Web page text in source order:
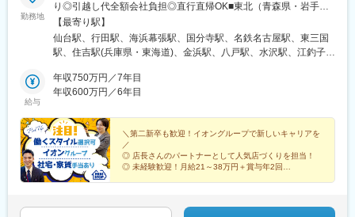
（3） 圧倒的な知名度、豊富な商品数により得られる商談機会の
多さ：
安定した集客＋世界最大級の中古車データベースの保有によっ
て、お客様のご要望に合わせて最適な1台を提案できます。
■福利厚生：
家賃補助、社宅制度、子供手当等充実しており、健康経営優良法
■多様なキャリアパス：
年齢・入社歴関係なく全社員に挑戦の機会が与えられます。セー
ルスリーダーなどで営業フロントを極めるのもよし、店舗経営者
を目指せる「ストアプロ制度」、本部へのキャリアチェンジなど
実現できます。
勤務地
り◎引越し代全額会社負担◎直行直帰OK■東北（青森県・岩手
県・宮城県・福島県）■関東（群馬県・茨城県・栃木県・埼玉県・
千葉県・東京都・神奈川県）■北陸（福井）■東海（静岡県・愛知
県・三重県・岐阜県）■関西（大阪府・兵庫県・滋賀県・京都府・
県・大分県）※Gコースの場合は転居を伴う異動・転勤がありま
す。※研修期間中は、希望を踏まえつつ以下のいずれかの教育店舗
目店（東京）・イオンタワー店（千葉県）・名古屋駅西店（愛知
県）・神戸住吉店（兵庫県）・大阪宮原5丁目店（大阪府）※受動
喫煙対策：就業時間内禁煙／敷地内禁煙※自動車通勤OK（店舗に
よる）★詳しい所在地は、当社HPをご覧ください（「会社概要」
欄にURLあり）。
【最寄り駅】
仙台駅、行田駅、海浜幕張駅、国分寺駅、名鉄名古屋駅、東三国
駅、住吉駅(兵庫県・東海道)、金浜駅、八戸駅、水沢駅、江釣子
峰駅、岩切駅、東新城駅、北白川駅、久田野駅、舞木駅、三春
駅、小野新町駅、泉駅(常磐線)、安子ケ島駅、植田駅(福島県)、白
(福島県)、庭坂駅、南福島駅、赤塚駅、竜ケ崎駅、安食駅、下総橘
駅、小絹駅、友部駅、野木駅、ひたち野うしく駅、研究学園駅、
鹿島神宮駅、つくば駅、岩間駅、田島駅、西那須野駅、小山駅、
自治医大駅、宇都宮大学陽東キャンパス駅、藪塚駅、細谷駅(群馬
県)、群馬総社駅、木崎駅、太田駅(群馬県)、岩宿駅、前橋駅、井
世良田駅、谷塚駅、越谷レイクタウン駅、和光市駅、新狭山駅、
給与
年収750万円／7年目
年収600万円／6年目
＼第二新卒も歓迎！イオングループで新しいキャリアを
／
◎ 店長さんのパートナーとして人気店づくりを担当！
◎ 未経験歓迎！月給21～38万円＋賞与年2回